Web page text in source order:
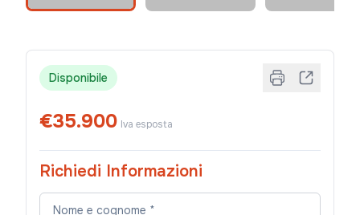
Disponibile
€35.900 Iva esposta
Richiedi Informazioni